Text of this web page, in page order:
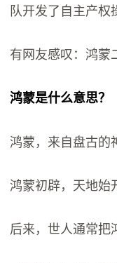
队开发了自主产
有网友感叹：鸿蒙
鸿蒙是什么意思？
鸿蒙，来自盘古的
鸿蒙初辟，天地始
后来，世人通常把